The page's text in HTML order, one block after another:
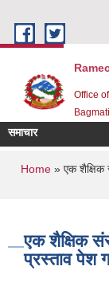
Office
समाचार
You are
Home » एक शैक्षिक
एक शैक्षिक
प्रस्ताव पेश